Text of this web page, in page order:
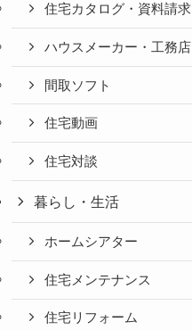
住宅カタログ・資料請求
ハウスメーカー・工務店
間取ソフト
住宅動画
住宅対談
暮らし・生活
ホームシアター
住宅メンテナンス
住宅リフォーム